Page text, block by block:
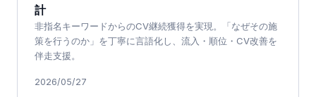
計
非指名キーワードからのCV継続獲得を実現。「なぜその施
策を行うのか」を丁寧に言語化し、流入・順位・CV改善を
伴走支援。
2026/05/27